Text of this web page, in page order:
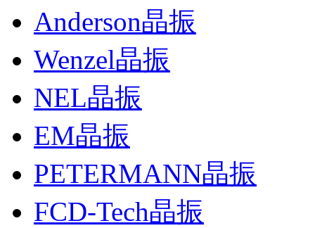
Anderson晶振
Wenzel晶振
NEL晶振
EM晶振
PETERMANN晶振
FCD-Tech晶振